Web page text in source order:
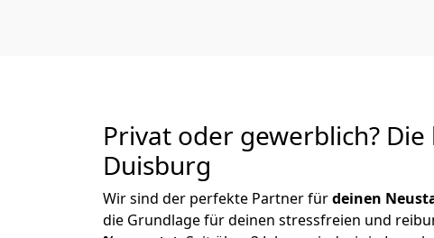
Privat oder gewerblich?
Duisburg
Wir sind der perfekte Partner fürdeinen
die Grundlage für deinen stressfreien und